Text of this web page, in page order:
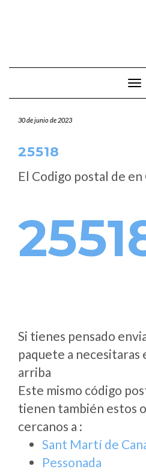
30 de junio de 2023
25518
El Codigo postal de en
Si tienes pensado
paquete a necesitaras
arriba
Este mismo código
tienen también estos
cercanos a :
Sant Martí de
Pessonada